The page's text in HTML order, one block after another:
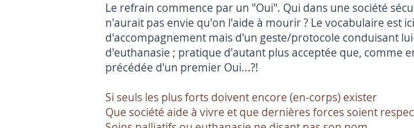
Le refrain commence par un "Oui". Qui dans une société
n'aurait pas envie qu'on l'aide à mourir ? Le vocabulaire est
d'accompagnement mais d'un geste/protocole conduisant
d'euthanasie ; pratique d'autant plus acceptée que, comme
précédée d'un premier Oui...?!
Si seuls les plus forts doivent encore (en-corps) exister
Que société aide à vivre et que dernières forces soient